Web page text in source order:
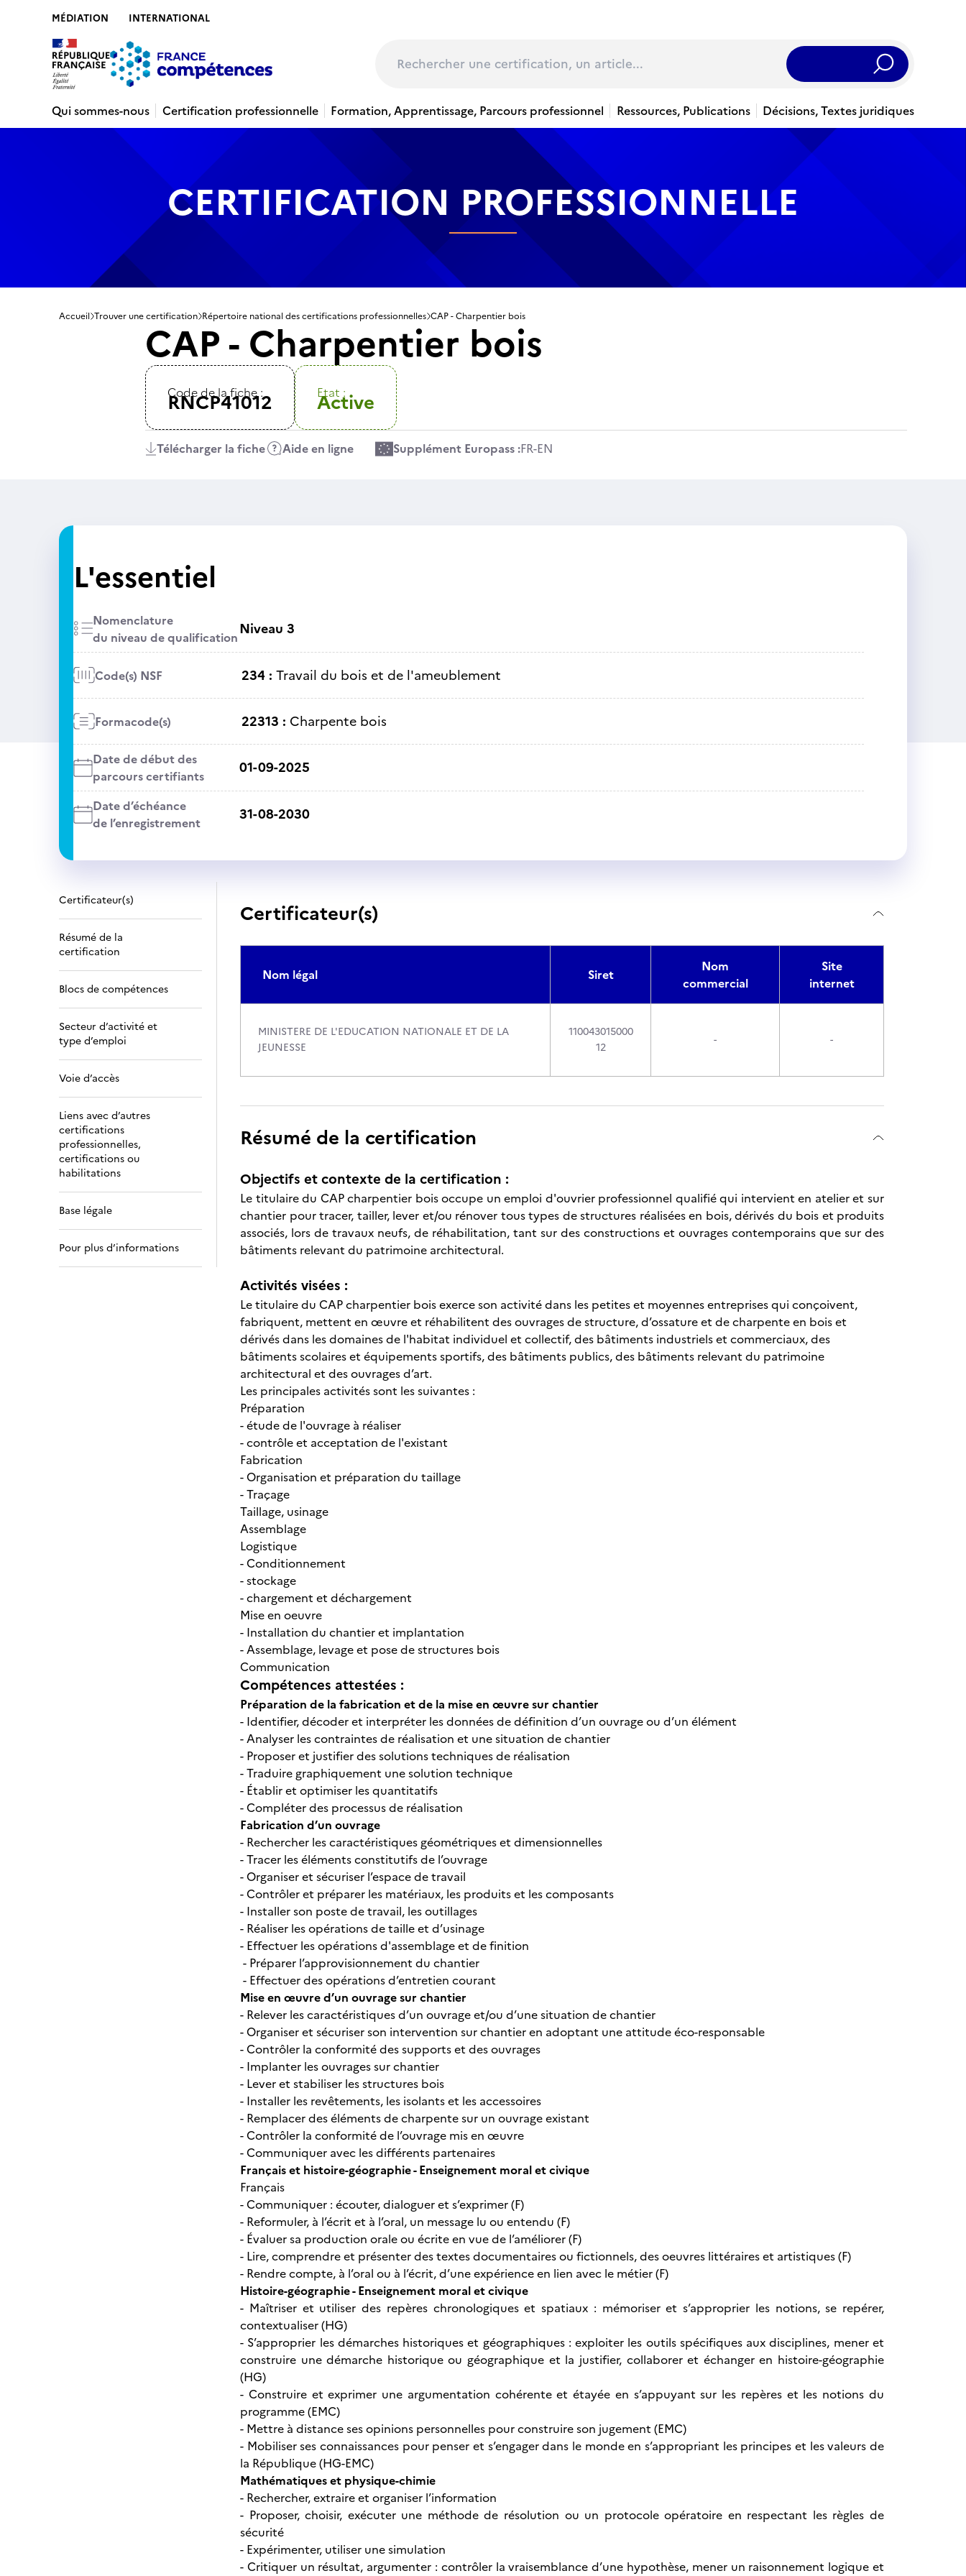
MÉDIATION INTERNATIONAL
Rechercher
Qui sommes-nous
Certification professionnelle Formation, Apprentissage, Parcours professionnel Ressources, Publications Décisions, Textes juridiques
CERTIFICATION PROFESSIONNELLE
Accueil Trouver une certification Répertoire national des certifications professionnelles CAP - Charpentier bois
CAP - Charpentier bois
Code de la fiche :
RNCP41012 Etat :
Active
Télécharger la fiche Aide en ligne Supplément Europass :FR-EN
L'essentiel
Nomenclature
du niveau de qualificationNiveau 3
Code(s) NSF 234 : Travail du bois et de l'ameublement
Formacode(s) 22313 : Charpente bois
Date de début des
parcours certifiants
01-09-2025
Date d’échéance
de l’enregistrement
31-08-2030
Certificateur(s)
Résumé de la
certification
Blocs de compétences
Secteur d’activité et
type d’emploi
Voie d’accès
Liens avec d’autres
certifications
professionnelles,
certifications ou
habilitations
Base légale
Pour plus d’informations
Certificateur(s)
Nom légal Siret
Nom
commercial
Site
internet
MINISTERE DE L'EDUCATION NATIONALE ET DE LA
JEUNESSE
110043015000
12
- -
Résumé de la certification
Objectifs et contexte de la certification :
Le titulaire du CAP charpentier bois occupe un emploi d'ouvrier professionnel qualifié qui intervient en atelier et sur
chantier pour tracer, tailler, lever et/ou rénover tous types de structures réalisées en bois, dérivés du bois et produits
associés, lors de travaux neufs, de réhabilitation, tant sur des constructions et ouvrages contemporains que sur des
bâtiments relevant du patrimoine architectural.
Activités visées :
Le titulaire du CAP charpentier bois exerce son activité dans les petites et moyennes entreprises qui conçoivent,
fabriquent, mettent en œuvre et réhabilitent des ouvrages de structure, d’ossature et de charpente en bois et
dérivés dans les domaines de l'habitat individuel et collectif, des bâtiments industriels et commerciaux, des
bâtiments scolaires et équipements sportifs, des bâtiments publics, des bâtiments relevant du patrimoine
architectural et des ouvrages d’art.
Les principales activités sont les suivantes :
Préparation
- étude de l'ouvrage à réaliser
- contrôle et acceptation de l'existant
Fabrication
- Organisation et préparation du taillage
- Traçage
Taillage, usinage
Assemblage
Logistique
- Conditionnement
- stockage
- chargement et déchargement
Mise en oeuvre
- Installation du chantier et implantation
- Assemblage, levage et pose de structures bois
Communication
Compétences attestées :
Préparation de la fabrication et de la mise en œuvre sur chantier
- Identifier, décoder et interpréter les données de définition d’un ouvrage ou d’un élément
- Analyser les contraintes de réalisation et une situation de chantier
- Proposer et justifier des solutions techniques de réalisation
- Traduire graphiquement une solution technique
- Établir et optimiser les quantitatifs
- Compléter des processus de réalisation
Fabrication d’un ouvrage
- Rechercher les caractéristiques géométriques et dimensionnelles
- Tracer les éléments constitutifs de l’ouvrage
- Organiser et sécuriser l’espace de travail
- Contrôler et préparer les matériaux, les produits et les composants
- Installer son poste de travail, les outillages
- Réaliser les opérations de taille et d’usinage
- Effectuer les opérations d'assemblage et de finition
- Préparer l’approvisionnement du chantier
- Effectuer des opérations d’entretien courant
Mise en œuvre d’un ouvrage sur chantier
- Relever les caractéristiques d’un ouvrage et/ou d’une situation de chantier
- Organiser et sécuriser son intervention sur chantier en adoptant une attitude éco-responsable
- Contrôler la conformité des supports et des ouvrages
- Implanter les ouvrages sur chantier
- Lever et stabiliser les structures bois
- Installer les revêtements, les isolants et les accessoires
- Remplacer des éléments de charpente sur un ouvrage existant
- Contrôler la conformité de l’ouvrage mis en œuvre
- Communiquer avec les différents partenaires
Français et histoire-géographie - Enseignement moral et civique
Français
- Communiquer : écouter, dialoguer et s’exprimer (F)
- Reformuler, à l’écrit et à l’oral, un message lu ou entendu (F)
- Évaluer sa production orale ou écrite en vue de l’améliorer (F)
- Lire, comprendre et présenter des textes documentaires ou fictionnels, des oeuvres littéraires et artistiques (F)
- Rendre compte, à l’oral ou à l’écrit, d’une expérience en lien avec le métier (F)
Histoire-géographie - Enseignement moral et civique
- Maîtriser et utiliser des repères chronologiques et spatiaux : mémoriser et s’approprier les notions, se repérer,
contextualiser (HG)
- S’approprier les démarches historiques et géographiques : exploiter les outils spécifiques aux disciplines, mener et
construire une démarche historique ou géographique et la justifier, collaborer et échanger en histoire-géographie
(HG)
- Construire et exprimer une argumentation cohérente et étayée en s’appuyant sur les repères et les notions du
programme (EMC)
- Mettre à distance ses opinions personnelles pour construire son jugement (EMC)
- Mobiliser ses connaissances pour penser et s’engager dans le monde en s’appropriant les principes et les valeurs de
la République (HG-EMC)
Mathématiques et physique-chimie
- Rechercher, extraire et organiser l’information
- Proposer, choisir, exécuter une méthode de résolution ou un protocole opératoire en respectant les règles de
sécurité
- Expérimenter, utiliser une simulation
- Critiquer un résultat, argumenter : contrôler la vraisemblance d’une hypothèse, mener un raisonnement logique et